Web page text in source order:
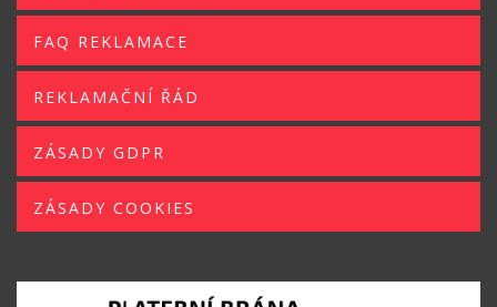
FAQ REKLAMACE
REKLAMAČNÍ ŘÁD
ZÁSADY GDPR
ZÁSADY COOKIES